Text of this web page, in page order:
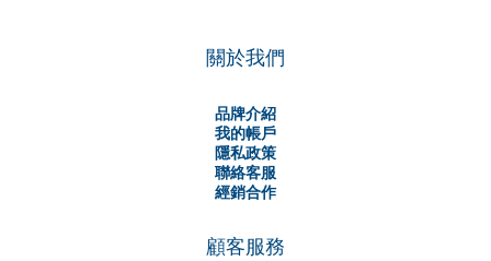
關於我們
品牌介紹
我的帳戶
隱私政策
聯絡客服
經銷合作
顧客服務